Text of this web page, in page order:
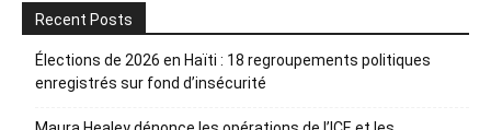
Recent Posts
Élections de 2026 en Haïti : 18 regroupements politiques
enregistrés sur fond d’insécurité